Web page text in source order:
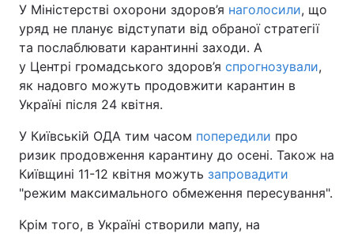
У Міністерстві охорони здоров’я наголосили, що
уряд не планує відступати від обраної стратегії
та послаблювати карантинні заходи. А
у Центрі громадського здоров’я спрогнозували,
як надовго можуть продовжити карантин в
Україні після 24 квітня.
У Київській ОДА тим часом попередили про
ризик продовження карантину до осені. Також на
Київщині 11-12 квітня можуть запровадити
"режим максимального обмеження пересування".
Крім того, в Україні створили мапу, на